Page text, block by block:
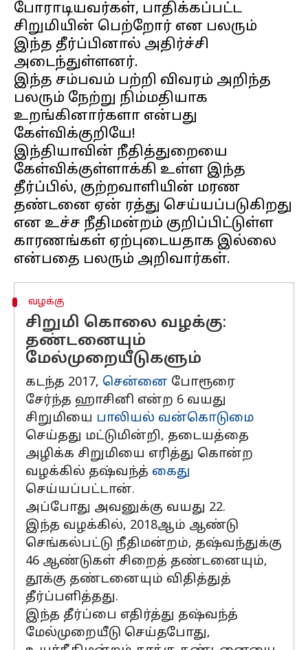
போராடியவர்கள், பாதிக்கப்பட்ட
சிறுமியின் பெற்றோர் என பலரும்
இந்த தீர்ப்பினால் அதிர்ச்சி
அடைந்துள்ளனர்.
இந்த சம்பவம் பற்றி விவரம் அறிந்த
பலரும் நேற்று நிம்மதியாக
உறங்கினார்களா என்பது
கேள்விக்குறியே!
இந்தியாவின் நீதித்துறையை
கேள்விக்குள்ளாக்கி உள்ள இந்த
தீர்ப்பில், குற்றவாளியின் மரண
தண்டனை ஏன் ரத்து செய்யப்படுகிறது
என உச்ச நீதிமன்றம் குறிப்பிட்டுள்ள
காரணங்கள் ஏற்புடையதாக இல்லை
வழக்கு
சிறுமி கொலை வழக்கு:
தண்டனையும்
மேல்முறையீடுகளும்
கடந்த 2017, சென்னை போரூரை
சேர்ந்த ஹாசினி என்ற 6 வயது
சிறுமியை பாலியல் வன்கொடுமை
செய்தது மட்டுமின்றி, தடையத்தை
அழிக்க சிறுமியை எரித்து கொன்ற
வழக்கில் தஷ்வந்த் கைது
செய்யப்பட்டான்.
அப்போது அவனுக்கு வயது 22.
இந்த வழக்கில், 2018ஆம் ஆண்டு
செங்கல்பட்டு நீதிமன்றம், தஷ்வந்துக்கு
46 ஆண்டுகள் சிறைத் தண்டனையும்,
தூக்கு தண்டனையும் விதித்துத்
தீர்ப்பளித்தது.
இந்த தீர்ப்பை எதிர்த்து தஷ்வந்த்
மேல்முறையீடு செய்தபோது,